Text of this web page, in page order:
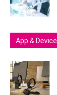
App & Device